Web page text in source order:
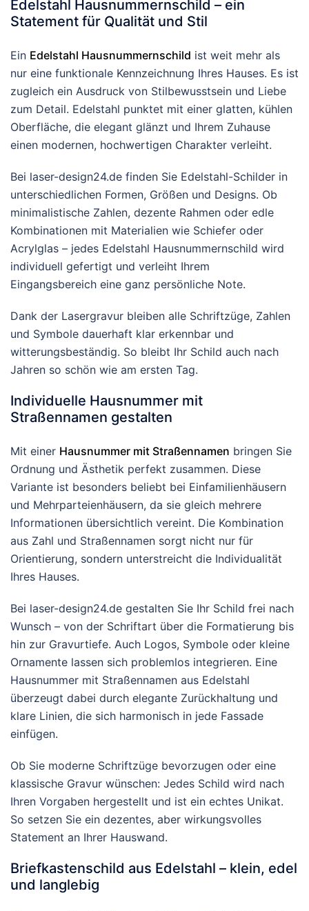
Edelstahl Hausnummernschild – ein
Statement für Qualität und Stil
Ein Edelstahl Hausnummernschild ist weit mehr als
nur eine funktionale Kennzeichnung Ihres Hauses. Es ist
zugleich ein Ausdruck von Stilbewusstsein und Liebe
zum Detail. Edelstahl punktet mit einer glatten, kühlen
Oberfläche, die elegant glänzt und Ihrem Zuhause
einen modernen, hochwertigen Charakter verleiht.
Bei laser-design24.de finden Sie Edelstahl-Schilder in
unterschiedlichen Formen, Größen und Designs. Ob
minimalistische Zahlen, dezente Rahmen oder edle
Kombinationen mit Materialien wie Schiefer oder
Acrylglas – jedes Edelstahl Hausnummernschild wird
individuell gefertigt und verleiht Ihrem
Eingangsbereich eine ganz persönliche Note.
Dank der Lasergravur bleiben alle Schriftzüge, Zahlen
und Symbole dauerhaft klar erkennbar und
witterungsbeständig. So bleibt Ihr Schild auch nach
Jahren so schön wie am ersten Tag.
Individuelle Hausnummer mit
Straßennamen gestalten
Mit einer Hausnummer mit Straßennamen bringen Sie
Ordnung und Ästhetik perfekt zusammen. Diese
Variante ist besonders beliebt bei Einfamilienhäusern
und Mehrparteienhäusern, da sie gleich mehrere
Informationen übersichtlich vereint. Die Kombination
aus Zahl und Straßennamen sorgt nicht nur für
Orientierung, sondern unterstreicht die Individualität
Ihres Hauses.
Bei laser-design24.de gestalten Sie Ihr Schild frei nach
Wunsch – von der Schriftart über die Formatierung bis
hin zur Gravurtiefe. Auch Logos, Symbole oder kleine
Ornamente lassen sich problemlos integrieren. Eine
Hausnummer mit Straßennamen aus Edelstahl
überzeugt dabei durch elegante Zurückhaltung und
klare Linien, die sich harmonisch in jede Fassade
einfügen.
Ob Sie moderne Schriftzüge bevorzugen oder eine
klassische Gravur wünschen: Jedes Schild wird nach
Ihren Vorgaben hergestellt und ist ein echtes Unikat.
So setzen Sie ein dezentes, aber wirkungsvolles
Statement an Ihrer Hauswand.
Briefkastenschild aus Edelstahl – klein, edel
und langlebig